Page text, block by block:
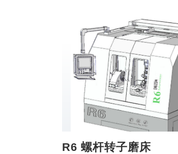
R6 螺杆转子磨床